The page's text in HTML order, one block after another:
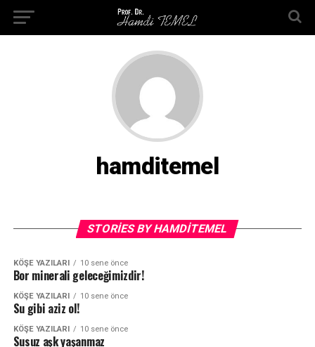
hamditemel
STORIES BY HAMDITEMEL
KÖŞE YAZILARI 10 sene önce
Bor minerali geleceğimizdir!
KÖŞE YAZILARI 10 sene önce
Su gibi aziz ol!
KÖŞE YAZILARI 10 sene önce
Susuz aşk yaşanmaz